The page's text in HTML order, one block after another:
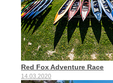
Red Fox Adventure Race
14.03.2020